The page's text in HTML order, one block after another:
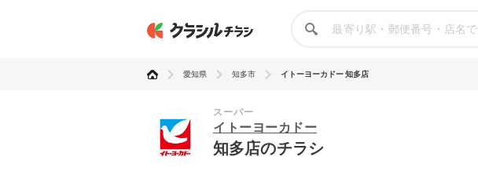
愛知県 知多市 イトーヨーカドー 知多店
スーパー
イトーヨーカドー
知多店のチラシ